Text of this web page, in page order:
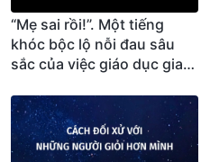
“Mẹ sai rồi!”. Một tiếng
khóc bộc lộ nỗi đau sâu
sắc của việc giáo dục gia